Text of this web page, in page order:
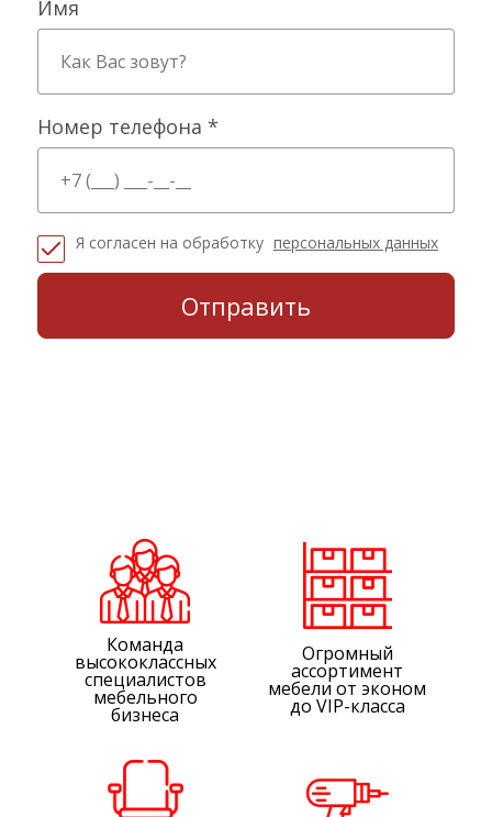
Имя
Номер телефона *
Я согласен на обработку персональных данных
Команда
высококлассных
специалистов
мебельного
бизнеса
Огромный
ассортимент
мебели от эконом
до VIP-класса